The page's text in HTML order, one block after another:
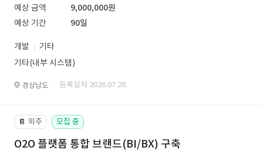
예상 금액
9,000,000원
예상 기간
90일
개발
기타
기타(내부 시스템)
경상남도 · 등록일자 2026.07.28.
📔 외주 모집 중
O2O 플랫폼 통합 브랜드(BI/BX) 구축